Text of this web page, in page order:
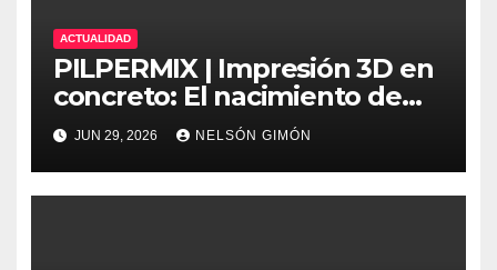
ACTUALIDAD
PILPERMIX | Impresión 3D en
concreto: El nacimiento de
una nueva era arquitectónica
automatizada
JUN 29, 2026 NELSÓN GIMÓN